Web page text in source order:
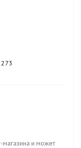
магазина и может